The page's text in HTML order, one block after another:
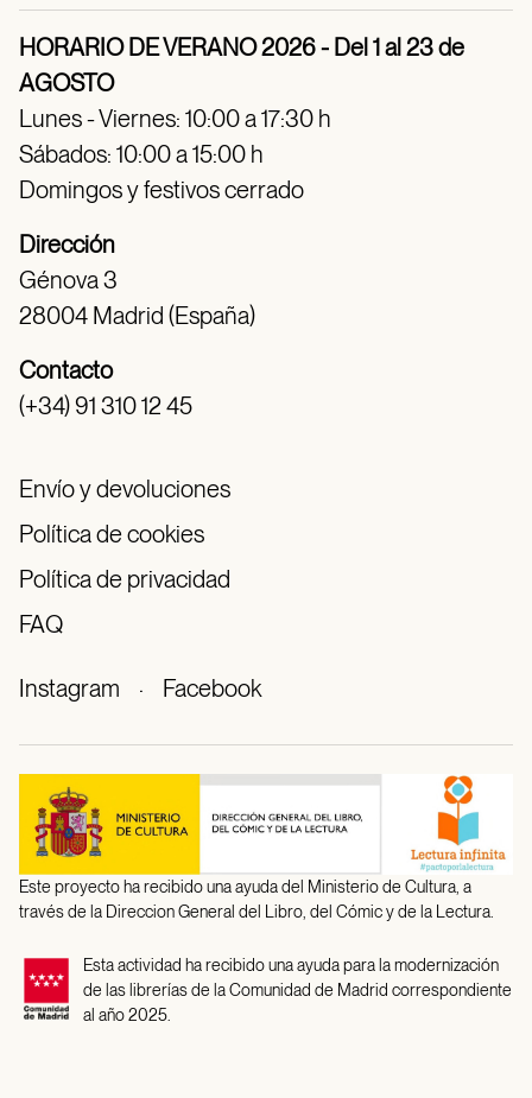
HORARIO DE VERANO 2026 - Del 1 al 23 de
AGOSTO
Lunes - Viernes: 10:00 a 17:30 h
Sábados: 10:00 a 15:00 h
Domingos y festivos cerrado
Dirección
Génova 3
28004 Madrid (España)
Contacto
(+34) 91 310 12 45
Envío y devoluciones
Política de cookies
Política de privacidad
FAQ
Instagram · Facebook
Este proyecto ha recibido una ayuda del Ministerio de Cultura, a
través de la Direccion General del Libro, del Cómic y de la Lectura.
Esta actividad ha recibido una ayuda para la modernización
de las librerías de la Comunidad de Madrid correspondiente
al año 2025.